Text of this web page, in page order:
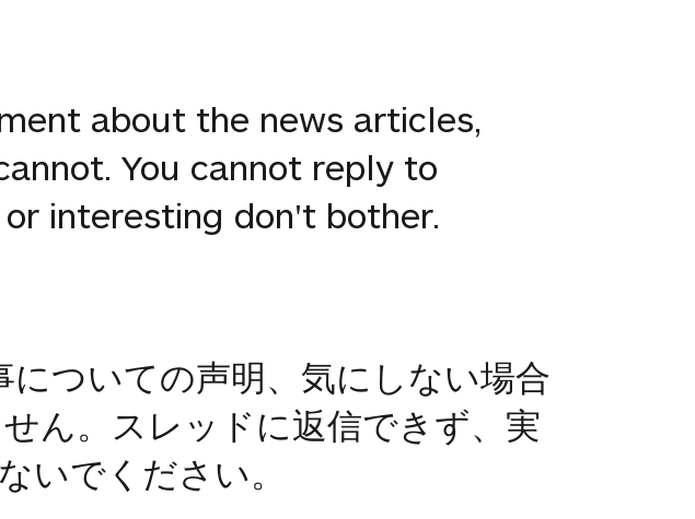
about the news articles,
You cannot reply to
interesting don't bother.
ついての声明、気にしない場合
ん。スレッドに返信できず、実
いでください。